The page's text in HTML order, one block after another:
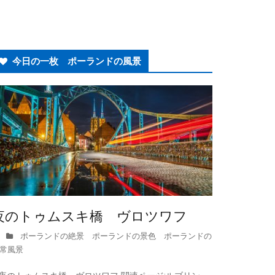
今日の一枚 ポーランドの風景
のトゥムスキ橋 ヴロツワフ
ポーランドの絶景 ポーランドの景色 ポーランドの
風景